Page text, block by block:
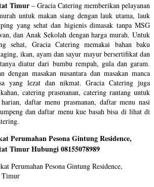
Timur – Gracia Catering memberikan pelayanan
untuk makan siang dengan lauk utama, lauk
yang sehat dan higienis dimasak tanpa MSG
dan Anak Sekolah dengan harga murah. Untuk
sehat, Gracia Catering memakai bahan baku
ikan, ayam dan sayur mayur bersertifikat dan
diatur dari bumbu rempah, gula dan garam.
dengan masakan nusantara dan masakan manca
yang lezat dan nikmat. Gracia Catering juga
catering prasmanan, catering rantang untuk
daftar menu prasmanan, daftar menu nasi
dan daftar menu kue basah bisa di lihat di
Perumahan Pesona Gintung Residence,
Timur Hubungi 08155078989